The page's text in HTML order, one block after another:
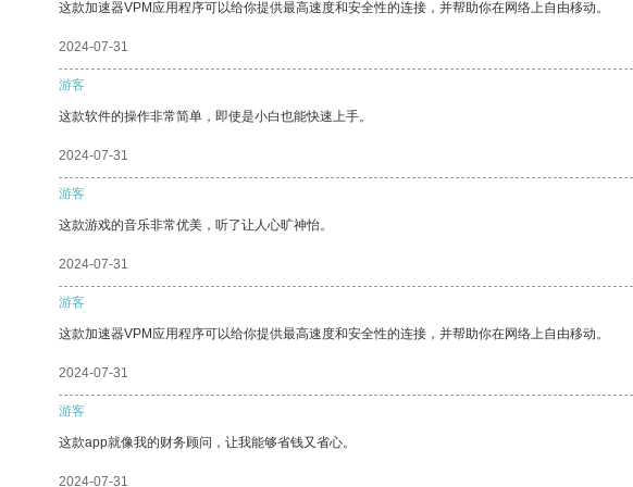
这款加速器VPM应用程序可以给你提供最高速度和安全性的连接，并帮助你在网络上自由移动。
2024-07-31
游客
这款软件的操作非常简单，即使是小白也能快速上手。
2024-07-31
游客
这款游戏的音乐非常优美，听了让人心旷神怡。
2024-07-31
游客
这款加速器VPM应用程序可以给你提供最高速度和安全性的连接，并帮助你在网络上自由移动。
2024-07-31
游客
这款app就像我的财务顾问，让我能够省钱又省心。
2024-07-31